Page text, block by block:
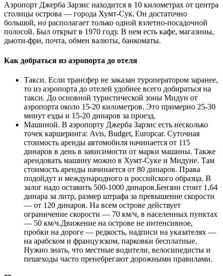
Аэропорт Джерба Зарзис находится в 10 километрах от центра
столицы острова — города Хумт-Сук. Он достаточно
большой, но располагает только одной взлетно-посадочной
полосой. Был открыт в 1970 году. В нем есть кафе, магазины,
дьюти-фри, почта, обмен валюты, банкоматы.
Как добраться из аэропорта до отеля
Такси. Если трансфер не заказан туроператором заранее,
то из аэропорта до отелей удобнее всего добираться на
такси. До основной туристической зоны Мидун от
аэропорта около 15-20 километров. Это примерно 25-30
минут езды и 15-20 динаров за проезд.
Машиной. В аэропорту Джерба Зарзис есть несколько
точек каршеринга: Avis, Budget, Europcar. Суточная
стоимость аренды автомобиля начинается от 115
динаров в день в зависимости от марки машины. Также
арендовать машину можно в Хумт-Суке и Мидуне. Там
стоимость аренды начинается от 80 динаров. Права
подойдут и международного и российского образца. В
залог надо оставить 500-1000 динаров.Бензин стоит 1,64
динара за литр, размер штрафа за превышение скорости
— от 120 динаров. На всем острове действует
ограничение скорости — 70 км/ч, в населенных пунктах
— 50 км/ч.Движение на острове не интенсивное,
пробки на дороге — редкость, надписи на указателях —
на арабском и французском, парковки бесплатные.
Нужно знать, что местные водители, велосипедисты и
пешеходы часто пренебрегают дорожными правилами.